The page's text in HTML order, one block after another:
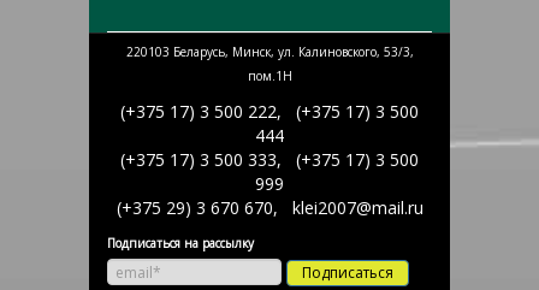
220103 Беларусь, Минск, ул. Калиновского, 53/3,
пом.1Н
(+375 17) 3 500 222, (+375 17) 3 500
444
(+375 17) 3 500 333, (+375 17) 3 500
999
(+375 29) 3 670 670, klei2007@mail.ru
Подписаться на рассылку
Подписаться